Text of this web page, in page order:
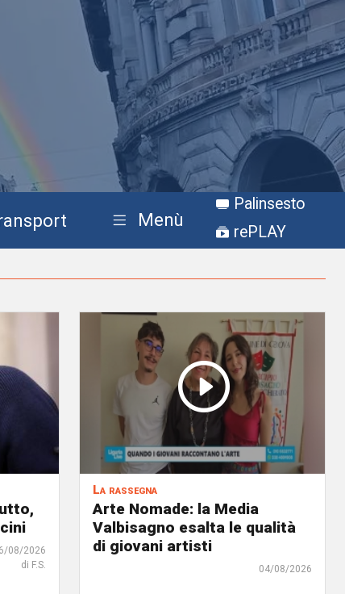
Menù
Palinsesto
rePLAY
08/2026
di F.S.
La rassegna
Arte Nomade: la Media
Valbisagno esalta le qualità
di giovani artisti
04/08/2026